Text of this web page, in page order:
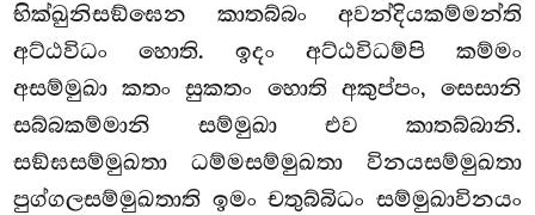
භික්ඛුනිසඞ්ඝෙන කාතබ්බං අවන්දියකම්මන්ති
අට්ඨවිධං හොති. ඉදං අට්ඨවිධම්පි කම්මං
අසම්මුඛා කතං සුකතං හොති අකුප්පං, සෙසානි
සබ්බකම්මානි සම්මුඛා එව කාතබ්බානි.
සඞ්ඝසම්මුඛතා ධම්මසම්මුඛතා විනයසම්මුඛතා
පුග්ගලසම්මුඛතාති ඉමං චතුබ්බිධං සම්මුඛාවිනයං